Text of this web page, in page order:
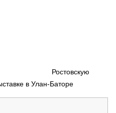
Ростовскую
в Улан-Баторе